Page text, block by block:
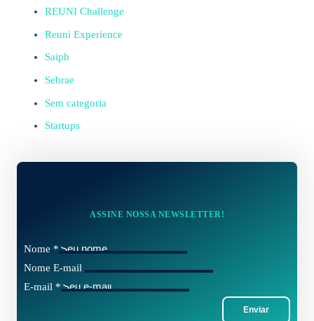
REUNI Challenge
Reuni Experience
Saiph
Sebrae
Sem categoria
Startups
ASSINE NOSSA NEWSLETTER!
Nome *
Nome E-mail
E-mail *
Enviar